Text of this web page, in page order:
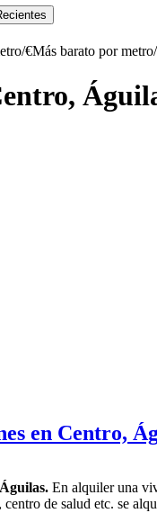
€Más barato por
en Centro,
En alquiler una
de salud etc. se